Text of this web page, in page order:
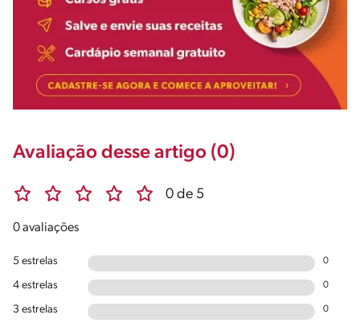
Avaliação desse artigo (0)
0 de 5
0 avaliações
5 estrelas 0
4 estrelas 0
3 estrelas 0